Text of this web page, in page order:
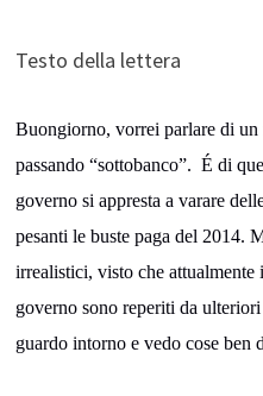
Testo della lettera
Buongiorno, vorrei parlare di un
passando “sottobanco”. É di
governo si appresta a varare
pesanti le buste paga del 2014.
irrealistici, visto che
governo sono reperiti da
guardo intorno e vedo cose ben